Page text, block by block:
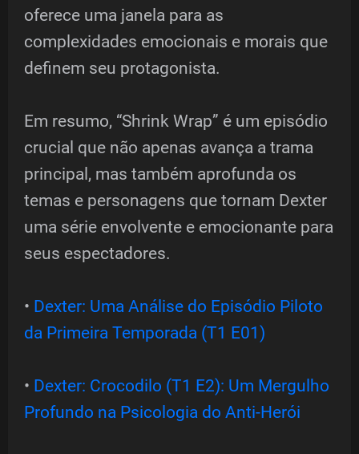
oferece uma janela para as
complexidades emocionais e morais que
definem seu protagonista.
Em resumo, “Shrink Wrap” é um episódio
crucial que não apenas avança a trama
principal, mas também aprofunda os
temas e personagens que tornam Dexter
uma série envolvente e emocionante para
seus espectadores.
• Dexter: Uma Análise do Episódio Piloto
da Primeira Temporada (T1 E01)
• Dexter: Crocodilo (T1 E2): Um Mergulho
Profundo na Psicologia do Anti-Herói